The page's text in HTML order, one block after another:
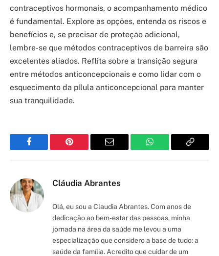
contraceptivos hormonais, o acompanhamento médico
é fundamental. Explore as opções, entenda os riscos e
benefícios e, se precisar de proteção adicional,
lembre-se que métodos contraceptivos de barreira são
excelentes aliados. Reflita sobre a transição segura
entre métodos anticoncepcionais e como lidar com o
esquecimento da pílula anticoncepcional para manter
sua tranquilidade.
Facebook Pinterest Email WhatsApp Copy
Cláudia Abrantes
Olá, eu sou a Claudia Abrantes. Com anos de
dedicação ao bem-estar das pessoas, minha
jornada na área da saúde me levou a uma
especialização que considero a base de tudo: a
saúde da família. Acredito que cuidar de um